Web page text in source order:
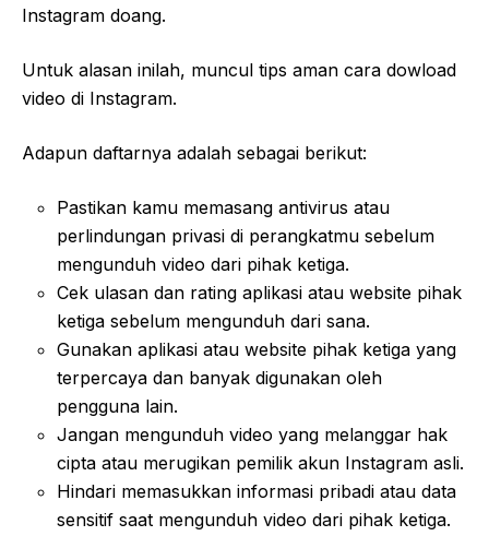
Instagram doang.
Untuk alasan inilah, muncul tips aman cara dowload
video di Instagram.
Adapun daftarnya adalah sebagai berikut:
Pastikan kamu memasang antivirus atau
perlindungan privasi di perangkatmu sebelum
mengunduh video dari pihak ketiga.
Cek ulasan dan rating aplikasi atau website pihak
ketiga sebelum mengunduh dari sana.
Gunakan aplikasi atau website pihak ketiga yang
terpercaya dan banyak digunakan oleh
pengguna lain.
Jangan mengunduh video yang melanggar hak
cipta atau merugikan pemilik akun Instagram asli.
Hindari memasukkan informasi pribadi atau data
sensitif saat mengunduh video dari pihak ketiga.